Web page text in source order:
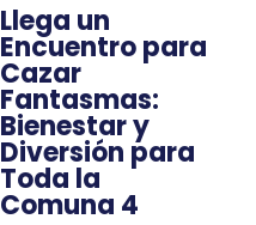
Llega un
Encuentro para
Cazar
Fantasmas:
Bienestar y
Diversión para
Toda la
Comuna 4